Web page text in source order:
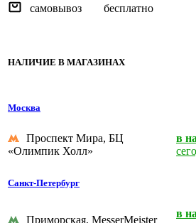
самовывоз
бесплатно
НАЛИЧИЕ В МАГАЗИНАХ
Москва
Проспект Мира, БЦ
«Олимпик Холл»
в
Санкт-Петербург
Приморская, MesserMeister
в